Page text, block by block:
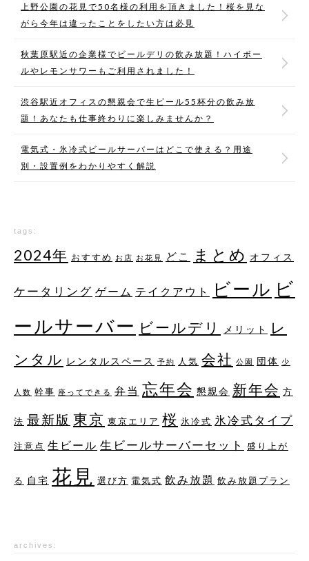
上野公園の花見で50名様の利用を頂きました！桜を見な
がら今年は違ったことをしたい方は必見
秋葉原駅近の企業様でビールデリの飲み放題！ハイボー
ルやレモンサワーもご利用されました！
渋谷駅近オフィスの懇親会で生ビール55杯分の飲み放
題！あなたも仕事終わりに楽しみませんか？
電気式・氷冷式ビールサーバーはどこで使える？用途
別・設置例をわかりやすく解説
tags:
2024年 おすすめ お店 お花見 どこ まとめ オフィス
ケータリング ゲーム テイクアウト ビール ビ
ールサーバー ビールデリ メリット
レ
ンタル レンタルスペース 予約 人気 会社 公園 団体 少
人数 幹事 座ってできる 弁当 忘年会 懇親会 新年会 方
法 最新版 東京 東京エリア 桜 氷冷式 氷冷式タイプ
注意点 生ビール 生ビールサーバーセット 盛り上が
る 自宅 花見 選び方 電気式 飲み放題 飲み放題プラン
archives: